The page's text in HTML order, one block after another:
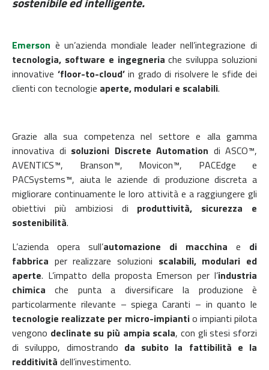
Emerson è un’azienda mondiale leader nell’integrazione di
tecnologia, software e ingegneria che sviluppa soluzioni
innovative ‘floor-to-cloud’in grado di risolvere le sfide dei
clienti con tecnologie aperte, modulari e scalabili.
Grazie alla sua competenza nel settore e alla gamma
innovativa di soluzioni Discrete Automation di ASCO™,
AVENTICS™, Branson™, Movicon™, PACEdge e
PACSystems™, aiuta le aziende di produzione discreta a
migliorare continuamente le loro attività e a raggiungere gli
obiettivi più ambiziosi di produttività, sicurezza e
sostenibilità.
L’azienda opera sull’automazione di macchina e di
fabbrica per realizzare soluzioni scalabili, modulari ed
aperte. L’impatto della proposta Emerson per l’industria
chimica che punta a diversificare la produzione è
particolarmente rilevante – spiega Caranti – in quanto le
tecnologie realizzate per micro-impiantio impianti pilota
vengono declinate su più ampia scala, con gli stesi sforzi
di sviluppo, dimostrando da subito la fattibilità e la
redditività dell’investimento.